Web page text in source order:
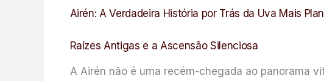
Airén: A Verdadeira História por Trás da Uva Mais
Raízes Antigas e a Ascensão Silenciosa
A Airén não é uma recém-chegada ao panorama